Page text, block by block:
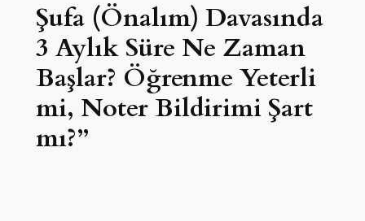
Şufa (Önalım) Davasında
3 Aylık Süre Ne Zaman
Başlar? Öğrenme Yeterli
mi, Noter Bildirimi Şart
mı?”